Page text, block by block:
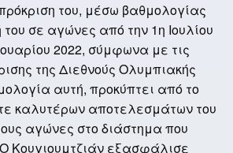
του, μέσω βαθμολογίας
σε αγώνες από την 1η Ιουλίου
2022, σύμφωνα με τις
της Διεθνούς Ολυμπιακής
αυτή, προκύπτει από το
καλυτέρων αποτελεσμάτων του
αγώνες στο διάστημα που
Κουγιουμτζιάν εξασφάλισε